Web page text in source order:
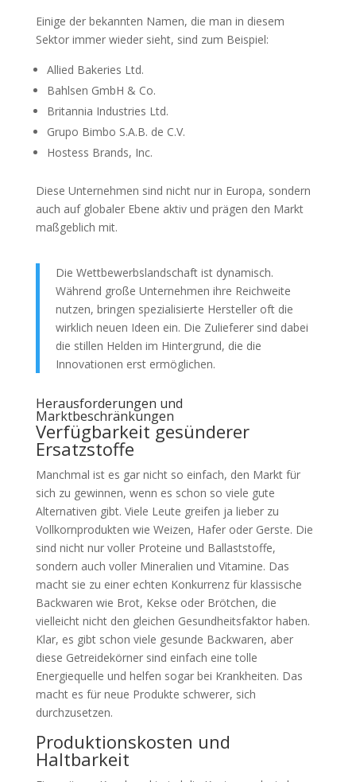
Einige der bekannten Namen, die man in diesem
Sektor immer wieder sieht, sind zum Beispiel:
Allied Bakeries Ltd.
Bahlsen GmbH & Co.
Britannia Industries Ltd.
Grupo Bimbo S.A.B. de C.V.
Hostess Brands, Inc.
Diese Unternehmen sind nicht nur in Europa, sondern
auch auf globaler Ebene aktiv und prägen den Markt
maßgeblich mit.
Die Wettbewerbslandschaft ist dynamisch.
Während große Unternehmen ihre Reichweite
nutzen, bringen spezialisierte Hersteller oft die
wirklich neuen Ideen ein. Die Zulieferer sind dabei
die stillen Helden im Hintergrund, die die
Innovationen erst ermöglichen.
Herausforderungen und
Marktbeschränkungen
Verfügbarkeit gesünderer
Ersatzstoffe
Manchmal ist es gar nicht so einfach, den Markt für
sich zu gewinnen, wenn es schon so viele gute
Alternativen gibt. Viele Leute greifen ja lieber zu
Vollkornprodukten wie Weizen, Hafer oder Gerste. Die
sind nicht nur voller Proteine und Ballaststoffe,
sondern auch voller Mineralien und Vitamine. Das
macht sie zu einer echten Konkurrenz für klassische
Backwaren wie Brot, Kekse oder Brötchen, die
vielleicht nicht den gleichen Gesundheitsfaktor haben.
Klar, es gibt schon viele gesunde Backwaren, aber
diese Getreidekörner sind einfach eine tolle
Energiequelle und helfen sogar bei Krankheiten. Das
macht es für neue Produkte schwerer, sich
durchzusetzen.
Produktionskosten und
Haltbarkeit